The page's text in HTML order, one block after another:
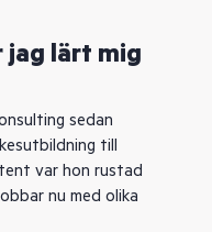
jag lärt mig
sedan
till
var hon rustad
nu med olika